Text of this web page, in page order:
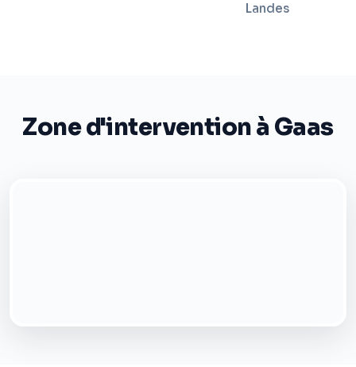
Landes
Zone d'intervention à Gaas